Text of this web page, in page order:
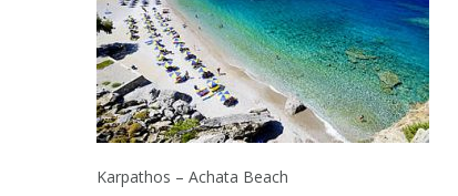
Karpathos – Achata Beach